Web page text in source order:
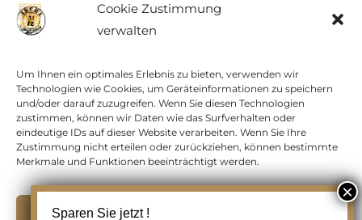
Cookie Zustimmung
verwalten
Um Ihnen ein optimales Erlebnis zu bieten, verwenden wir
Technologien wie Cookies, um Geräteinformationen zu speichern
und/oder darauf zuzugreifen. Wenn Sie diesen Technologien
zustimmen, können wir Daten wie das Surfverhalten oder
eindeutige IDs auf dieser Website verarbeiten. Wenn Sie Ihre
Zustimmung nicht erteilen oder zurückziehen, können bestimmte
Merkmale und Funktionen beeinträchtigt werden.
Vereinte Nationen
Vorphilatelie
Zensurbelege Österreich
Zensurbelege Schweiz
Sparen Sie jetzt !